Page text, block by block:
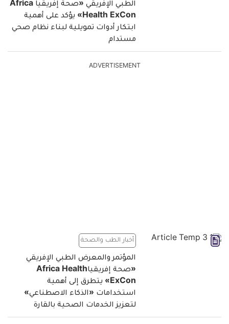
الطبي الإفريقي «صحة إفريقيا Africa
Health ExCon» يؤكد على أهمية
ابتكار أدوات تمويلية لبناء نظام صحي
مستدام
ADVERTISEMENT
أخبار الطب والصحة
المؤتمر والمعرض الطبي الإفريقي
«صحة إفريقياAfrica Health
ExCon» يتطرق إلى أهمية
استخدامات «الذكاء الاصطناعي»
لتعزيز الخدمات الصحية بالقارة